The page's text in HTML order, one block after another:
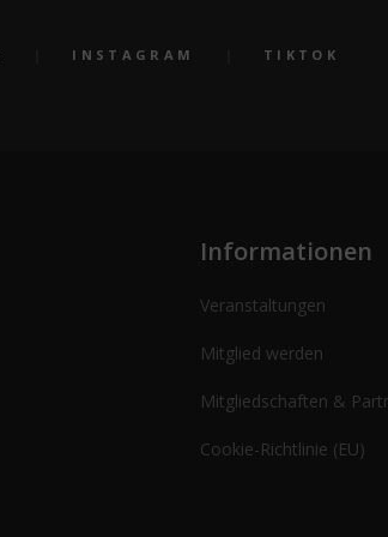
INSTAGRAM TIKTOK
Informationen
Veranstaltungen
Mitglied werden
Mitgliedschaften &
Cookie-Richtlinie (EU)